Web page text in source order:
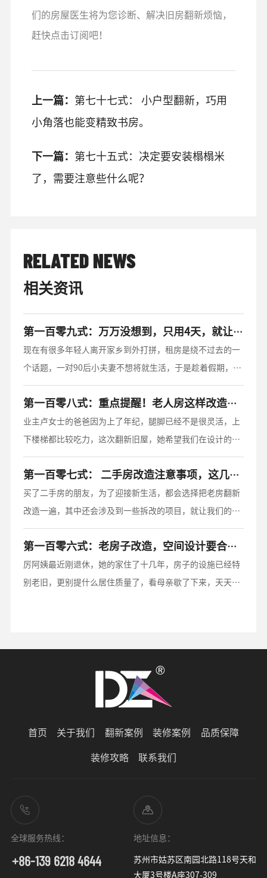
们的房屋医生将为您诊断、解决旧房翻新烦恼，
赶快点击订阅吧！
上一篇： 第七十七式： 小户型翻新，巧用
小角落也能变精致书房。
下一篇： 第七十五式：决定要安装榻榻米
了，需要注意些什么呢？
RELATED NEWS
相关资讯
第一百零九式：万万没想到，只用4天，就让出租房里焕然一新。
现在有很多年轻人离开家乡到外打拼，租房是绕不过去的一
个话题，一对90后小夫妻不想将就生活，于是趁着假期，爆
改了出租屋。关于改造出租屋这个话题，我们也收到过很多
小伙伴的询问：出租屋改造贵吗？如果改造的话需要多少时
间？
第一百零八式：重点提醒！老人房这样改造，才能让父母快乐生活！
业主卢女士的爸爸因为上了年纪，腿脚已经不是很灵活，上
下楼梯都比较吃力，这次翻新旧屋，她希望我们在设计的时
候可以多考虑居家细节，让她爸爸的起居更便利，更安全。
第一百零七式： 二手房改造注意事项，这几个地方千万不能拆！
买了二手房的朋友，为了迎接新生活，都会选择把老房翻新
改造一遍，其中还会涉及到一些拆改的项目，就让我们的老
师傅来聊一聊，二手房拆改都有哪些大忌。
第一百零六式：老房子改造，空间设计要合理。
厉阿姨最近刚退休，她的家住了十几年，房子的设施已经特
别老旧，更别提什么居住质量了，看母亲歇了下来，天天待
首页 关于我们 翻新案例 装修案例 品质保障
装修攻略 联系我们
全球服务热线：
+86-139 6218 4644
地址信息：
苏州市姑苏区南园北路118号天和
大厦3号楼A座307-309